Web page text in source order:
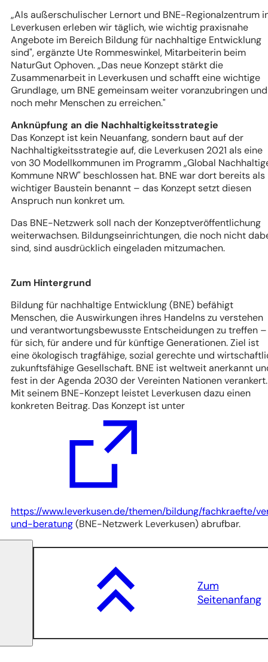
„Als außerschulischer Lernort und BNE-Regionalzentrum
Leverkusen erleben wir täglich, wie wichtig praxisnahe
Angebote im Bereich Bildung für nachhaltige Entwicklung
sind", ergänzte Ute Rommeswinkel, Mitarbeiterin beim
NaturGut Ophoven. „Das neue Konzept stärkt die
Zusammenarbeit in Leverkusen und schafft eine wichtige
Grundlage, um BNE gemeinsam weiter voranzubringen und
noch mehr Menschen zu erreichen."
Anknüpfung an die Nachhaltigkeitsstrategie
Das Konzept ist kein Neuanfang, sondern baut auf der
Nachhaltigkeitsstrategie auf, die Leverkusen 2021 als eine
von 30 Modellkommunen im Programm „Global
Kommune NRW" beschlossen hat. BNE war dort bereits als
wichtiger Baustein benannt – das Konzept setzt diesen
Anspruch nun konkret um.
Das BNE-Netzwerk soll nach der Konzeptveröffentlichung
weiterwachsen. Bildungseinrichtungen, die noch nicht
sind, sind ausdrücklich eingeladen mitzumachen.
Zum Hintergrund
Bildung für nachhaltige Entwicklung (BNE) befähigt
Menschen, die Auswirkungen ihres Handelns zu verstehen
und verantwortungsbewusste Entscheidungen zu treffen –
für sich, für andere und für künftige Generationen. Ziel ist
eine ökologisch tragfähige, sozial gerechte und
zukunftsfähige Gesellschaft. BNE ist weltweit anerkannt
fest in der Agenda 2030 der Vereinten Nationen verankert.
Mit seinem BNE-Konzept leistet Leverkusen dazu einen
konkreten Beitrag. Das Konzept ist unter
https://www.leverkusen.de/themen/bildung/fachkraefte/
und-beratung
(Öffnet
in
(BNE-Netzwerk Leverkusen) abrufbar.
Zum
Seitenanfang